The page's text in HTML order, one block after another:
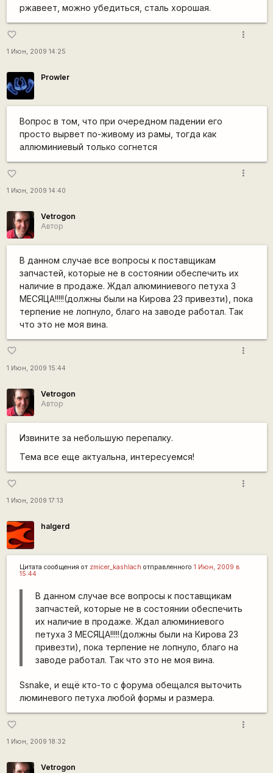
ржавеет, можно убедиться, сталь хорошая.
favorite_border
1 Июн, 2009 14:25
more_vert
Prowler
Вопрос в том, что при очередном падении его
просто вырвет по-живому из рамы, тогда как
аллюминиевый только согнется
favorite_border
1 Июн, 2009 14:40
more_vert
Vetrogon
Автор
В данном случае все вопросы к поставщикам
запчастей, которые не в состоянии обеспечить их
наличие в продаже. Ждал алюминиевого петуха 3
МЕСЯЦА!!!!!(должны были на Кирова 23 привезти), пока
терпение не лопнуло, благо на заводе работал. Так
что это не моя вина.
favorite_border
1 Июн, 2009 15:44
more_vert
Vetrogon
Автор
Извините за небольшую перепалку.
Тема все еще актуальна, интересуемся!
favorite_border
1 Июн, 2009 17:13
more_vert
halgerd
Цитата сообщения от zmicer_kashlach отправленного 1 Июн, 2009 в
15:44
В данном случае все вопросы к поставщикам
запчастей, которые не в состоянии обеспечить
их наличие в продаже. Ждал алюминиевого
петуха 3 МЕСЯЦА!!!!!(должны были на Кирова 23
привезти), пока терпение не лопнуло, благо на
заводе работал. Так что это не моя вина.
Ssnake, и ещё кто-то с форума обещался выточить
люминевого петуха любой формы и размера.
favorite_border
1 Июн, 2009 18:32
more_vert
Vetrogon